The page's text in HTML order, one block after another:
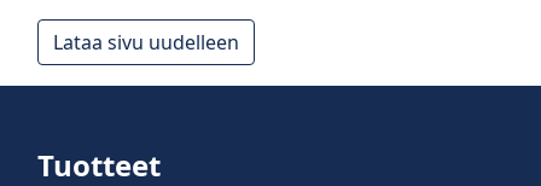
Lataa sivu uudelleen
Tuotteet